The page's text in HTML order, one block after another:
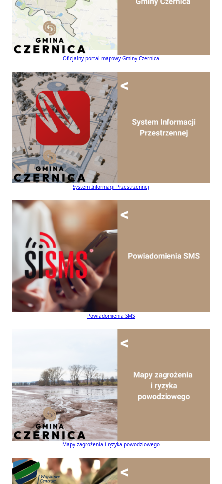
Oficjalny portal mapowy Gminy Czernica
System Informacji Przestrzennej
Powiadomienia SMS
Mapy zagrożenia i ryzyka powodziowego